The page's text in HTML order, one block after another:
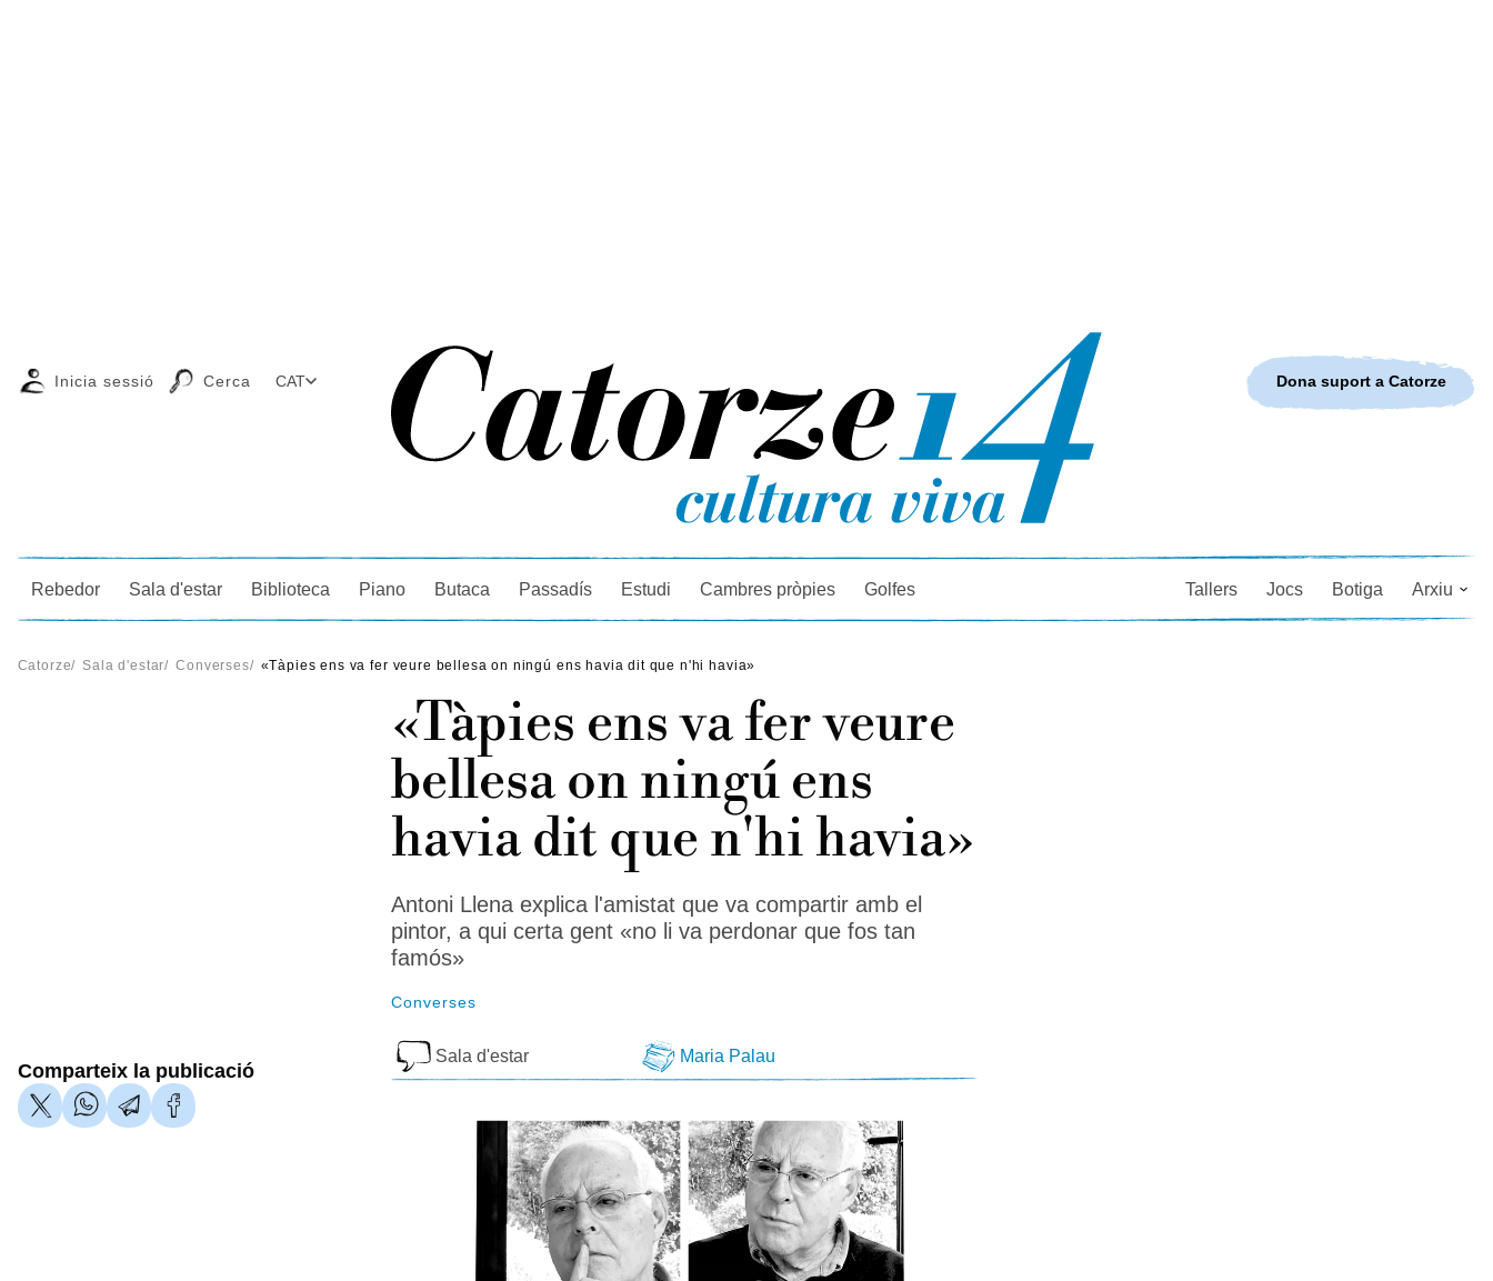
Cercador
Inicia sessió Cerca CAT
Rebedor Sala d'estar Biblioteca Piano Butaca Passadís Estudi Cambres pròpies Golfes Tallers Jocs Botiga Arxiu
Dona suport a Catorze
Catorze/ Sala d'estar/ Converses/ «Tàpies ens va fer veure bellesa on ningú ens havia dit que n'hi havia»
«Tàpies ens va fer veure
bellesa on ningú ens
havia dit que n'hi havia»
Antoni Llena explica l'amistat que va compartir amb el
pintor, a qui certa gent «no li va perdonar que fos tan
famós»
Converses
Sala d'estar Maria Palau
Comparteix la publicació